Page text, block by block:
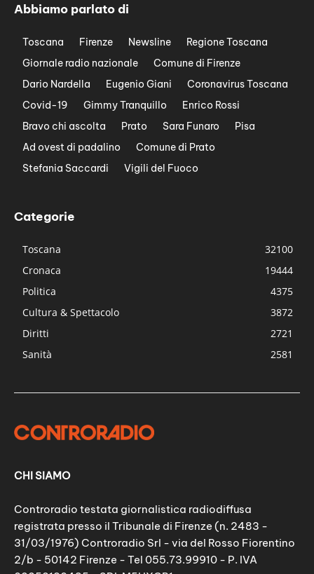
Abbiamo parlato di
Toscana Firenze Newsline
Regione Toscana
Giornale radio nazionale
Comune di Firenze
Dario Nardella
Eugenio Giani
Coronavirus Toscana
Covid-19
Gimmy Tranquillo
Enrico Rossi
Bravo chi ascolta
Prato Sara Funaro
Pisa
Ad ovest di padalino
Comune di Prato
Stefania Saccardi
Vigili del Fuoco
Categorie
Toscana
32100
Cronaca
19444
Politica
4375
Cultura & Spettacolo
3872
Diritti
2721
Sanità
2581
CHI SIAMO
Controradio testata giornalistica radiodiffusa
registrata presso il Tribunale di Firenze (n. 2483 -
31/03/1976) Controradio Srl - via del Rosso Fiorentino
2/b - 50142 Firenze - Tel 055.73.99910 - P. IVA